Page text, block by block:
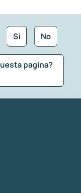
Sì No
pagina?